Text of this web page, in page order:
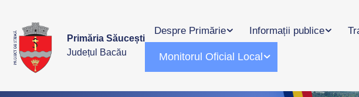
Primăria Săucești
Județul Bacău
Despre Primărie Informații publice
Monitorul Oficial Local